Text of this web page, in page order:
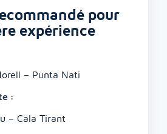
pour
expérience
– Punta Nati
:
– Cala Tirant